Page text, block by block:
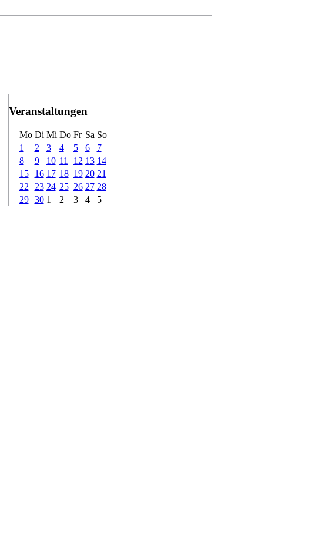
Veranstaltungen
Mo Di Mi Do Fr Sa So
1
2 3 4 5 6
7
8
9 10 11 12 13 14
15
16 17 18 19 20 21
22
23 24 25 26 27 28
29
30 1 2 3 4 5